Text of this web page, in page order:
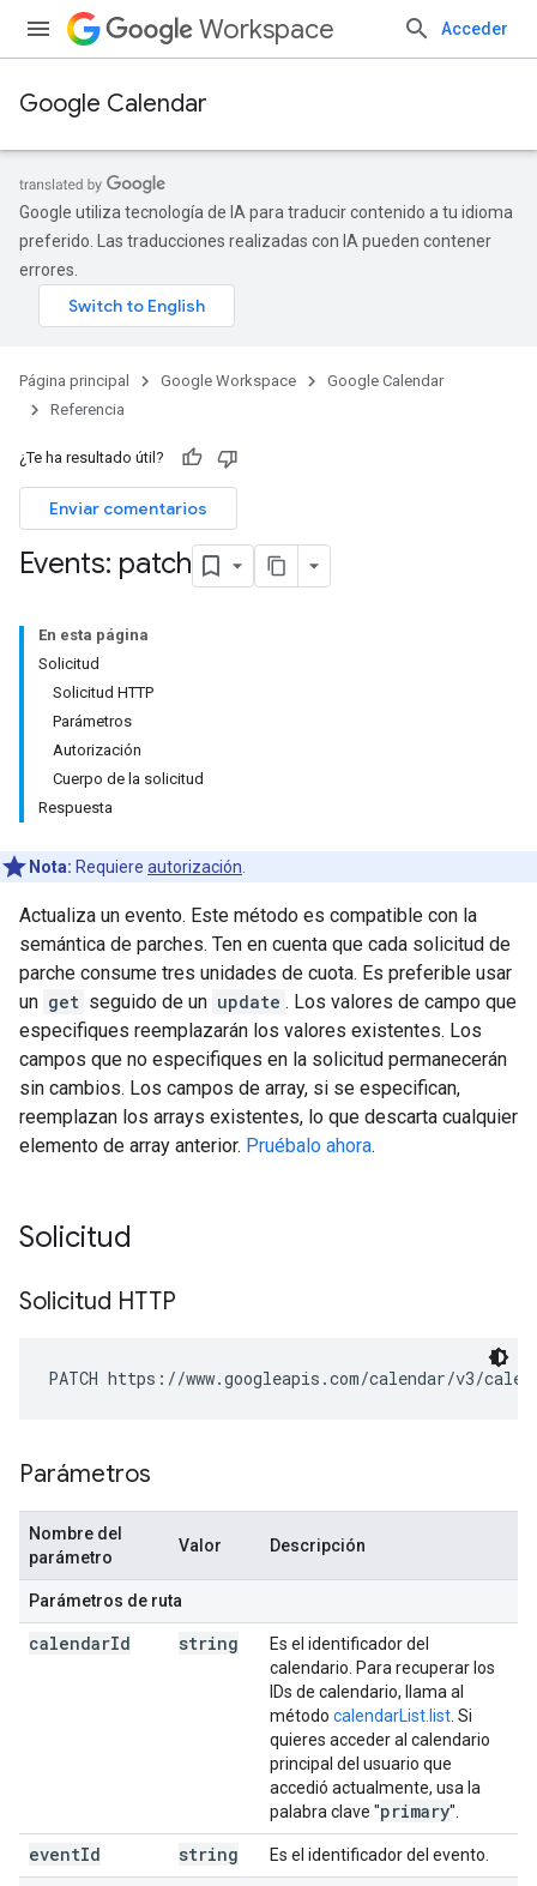
Workspace Acceder
Google Calendar
Google utiliza tecnología de IA para traducir contenido a tu idioma
preferido. Las traducciones realizadas con IA pueden contener
errores.
Página principal Google Workspace
Google Calendar
Referencia
¿Te ha resultado útil?
Enviar comentarios
Events: patch
En esta página
Solicitud
Solicitud HTTP
Parámetros
Autorización
Cuerpo de la solicitud
Respuesta
Nota: Requiere autorización
Actualiza un evento. Este método es compatible con la
semántica de parches. Ten en cuenta que cada solicitud de
parche consume tres unidades de cuota. Es preferible usar
un get seguido de un update . Los valores de campo que
especifiques reemplazarán los valores existentes. Los
campos que no especifiques en la solicitud permanecerán
sin cambios. Los campos de array, si se especifican,
reemplazan los arrays existentes, lo que descarta cualquier
elemento de array anterior. Pruébalo ahora.
Solicitud
Solicitud HTTP
PATCH https://www.googleapis.com/calendar/v3/
Parámetros
Nombre del
parámetro
Valor Descripción
Parámetros de ruta
calendarId string
Es el identificador del
calendario. Para recuperar los
IDs de calendario, llama al
método calendarList.list . Si
quieres acceder al calendario
principal del usuario que
accedió actualmente, usa la
palabra clave "primary".
eventId string Es el identificador del evento.